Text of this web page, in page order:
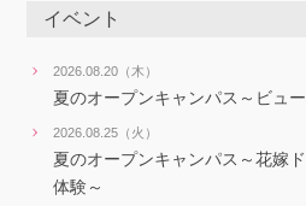
イベント
2026.08.20（木）
夏のオープンキャンパス～ビュ
2026.08.25（火）
夏のオープンキャンパス～花嫁
体験～